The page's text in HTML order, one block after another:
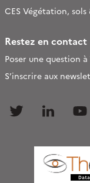
CES Végétation, sols
Restez en contact
Poser une question à
S’inscrire aux
Follow